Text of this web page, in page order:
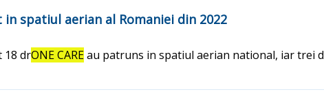
spatiul aerian al Romaniei din 2022
18 drONE CAREau patruns in spatiul aerian national, iar trei